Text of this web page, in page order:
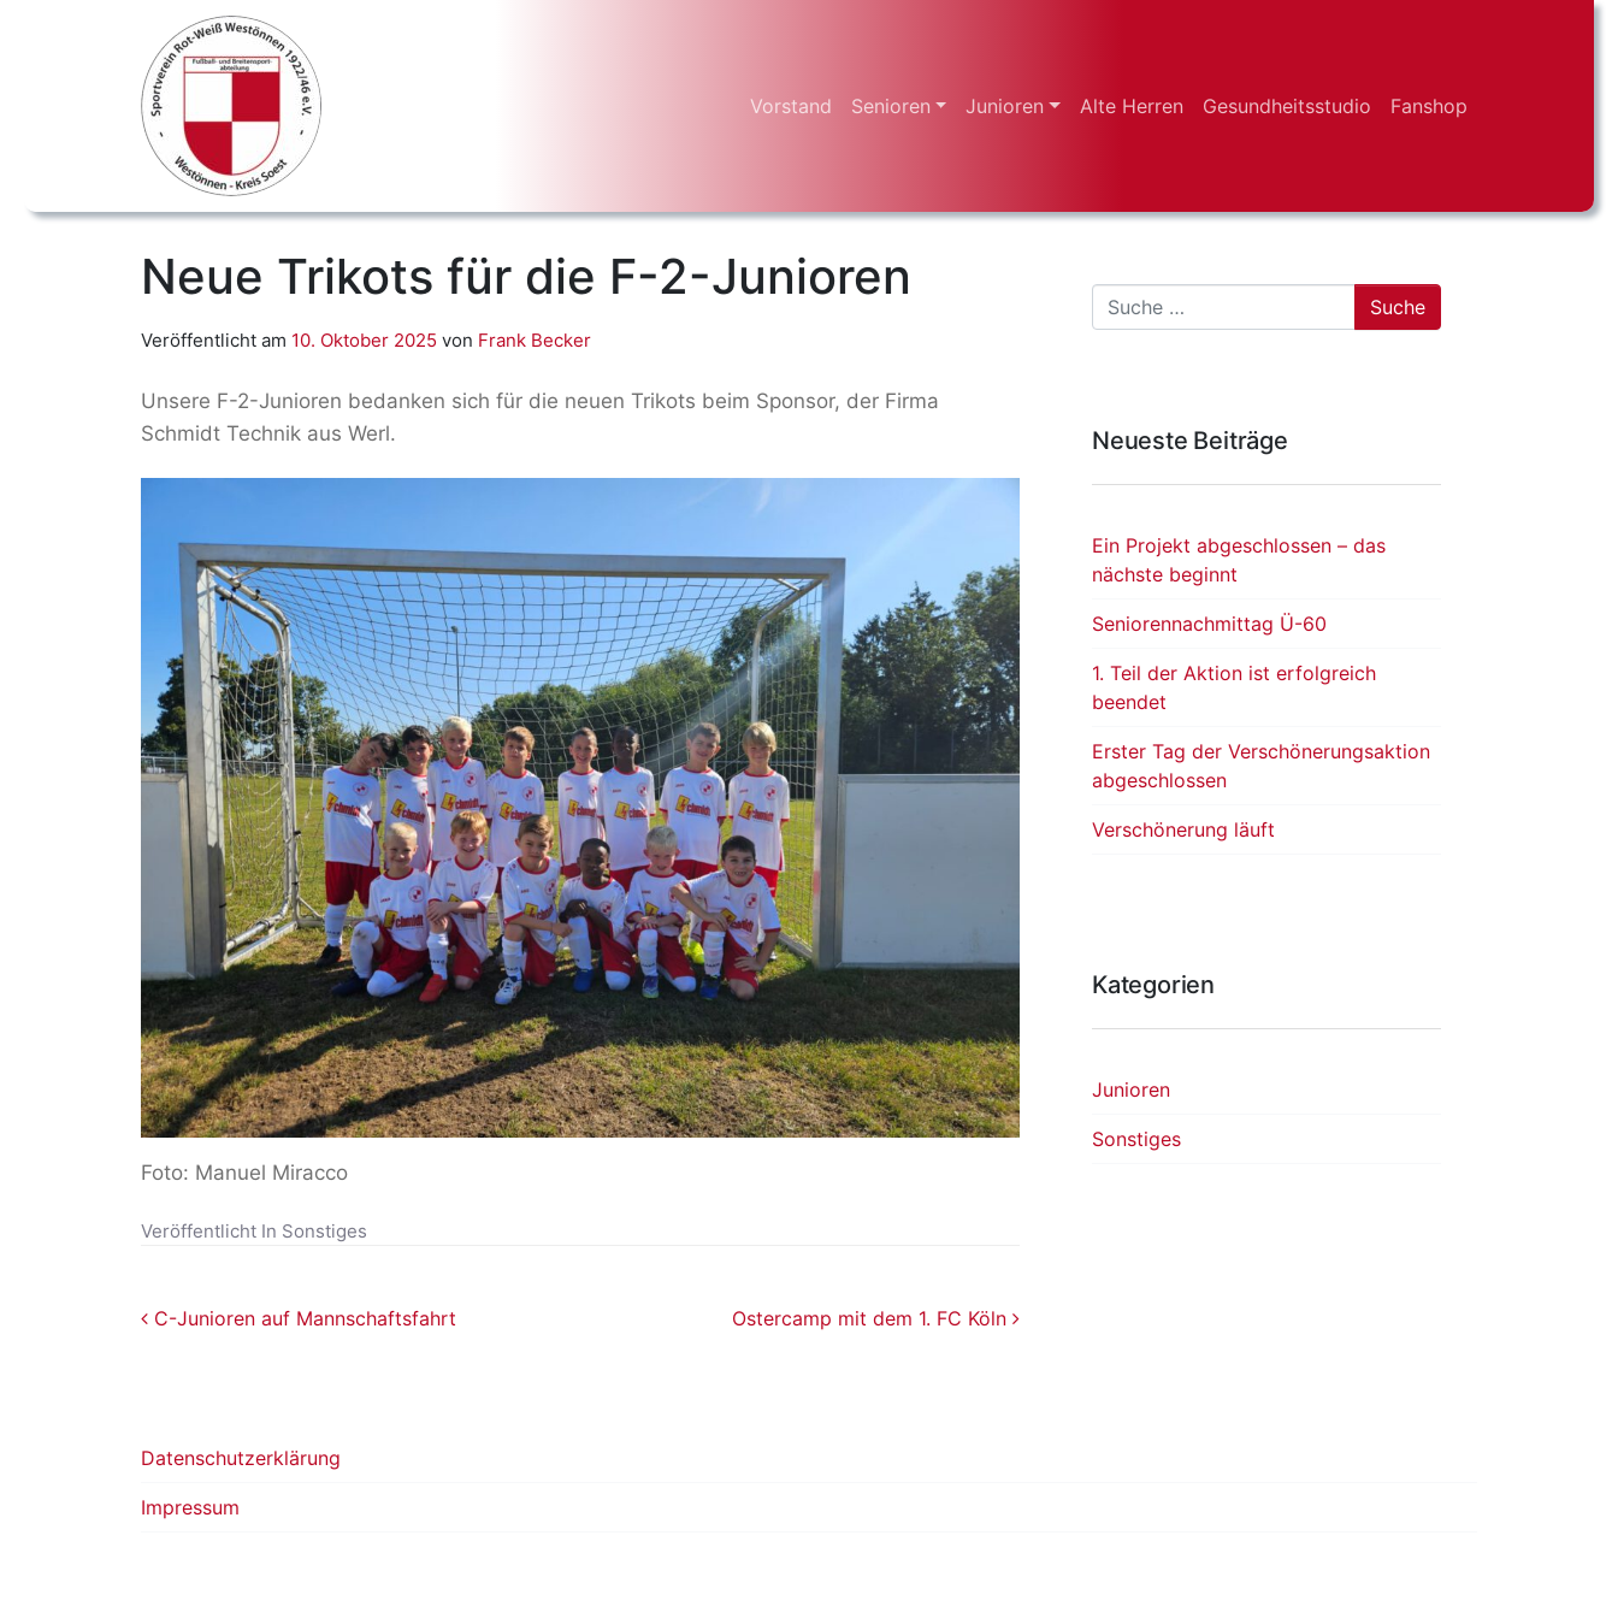
Vorstand Senioren Junioren Alte Herren Gesundheitsstudio Fanshop
Neue Trikots für die F-2-Junioren
Veröffentlicht am 10. Oktober 2025 von Frank Becker
Unsere F-2-Junioren bedanken sich für die neuen Trikots beim Sponsor, der Firma
Schmidt Technik aus Werl.
Foto: Manuel Miracco
Veröffentlicht In Sonstiges
Beitragsnavigation
C-Junioren auf Mannschaftsfahrt Ostercamp mit dem 1. FC Köln
Suche
Neueste Beiträge
Ein Projekt abgeschlossen – das
nächste beginnt
Seniorennachmittag Ü-60
1. Teil der Aktion ist erfolgreich
beendet
Erster Tag der Verschönerungsaktion
abgeschlossen
Verschönerung läuft
Kategorien
Junioren
Sonstiges
Datenschutzerklärung
Impressum